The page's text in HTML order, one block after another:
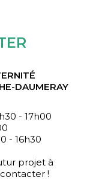
DAUMERAY
- 17h00
- 16h30
projet à
!